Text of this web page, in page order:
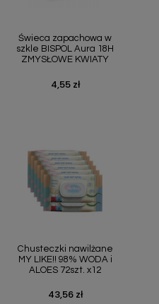
Świeca zapachowa w
szkle BISPOL Aura 18H
ZMYSŁOWE KWIATY
Cena
4,55 zł
Chusteczki nawilżane
MY LIKE!! 98% WODA i
ALOES 72szt. x12
Cena
43,56 zł